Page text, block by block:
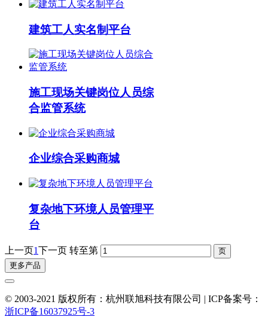
建筑工人实名制平台
施工现场关键岗位人员综
合监管系统
企业综合采购商城
复杂地下环境人员管理平
台
上一页1下一页 转至第
更多产品
© 2003-2021 版权所有：杭州联旭科技有限公司 | ICP备案号：
浙ICP备16037925号-3